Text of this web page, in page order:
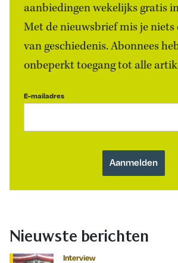
aanbiedingen wekelijks gratis
Met de nieuwsbrief mis je niets
van geschiedenis. Abonnees
onbeperkt toegang tot alle
E-mailadres
Nieuwste berichten
Interview